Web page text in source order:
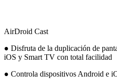
AirDroid Cast
● Disfruta de la duplicación de
iOS y Smart TV con total facilidad
● Controla dispositivos Android e